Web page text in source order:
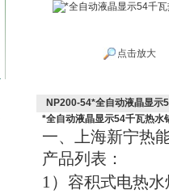
点击放大
NP200-54*全自动液晶显示
*全自动液晶显示54千瓦热水
一、
上海新宁热
产品列表 ：
1） 容积式电热水